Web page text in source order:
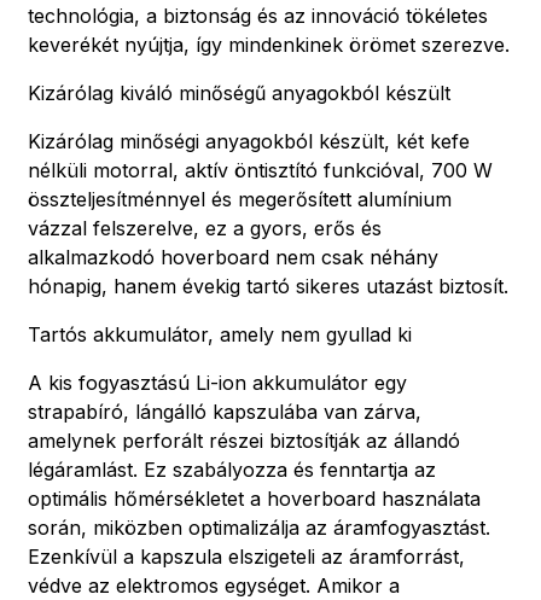
technológia, a biztonság és az innováció tökéletes
keverékét nyújtja, így mindenkinek örömet szerezve.
Kizárólag kiváló minőségű anyagokból készült
Kizárólag minőségi anyagokból készült, két kefe
nélküli motorral, aktív öntisztító funkcióval, 700 W
összteljesítménnyel és megerősített alumínium
vázzal felszerelve, ez a gyors, erős és
alkalmazkodó hoverboard nem csak néhány
hónapig, hanem évekig tartó sikeres utazást biztosít.
Tartós akkumulátor, amely nem gyullad ki
A kis fogyasztású Li-ion akkumulátor egy
strapabíró, lángálló kapszulába van zárva,
amelynek perforált részei biztosítják az állandó
légáramlást. Ez szabályozza és fenntartja az
optimális hőmérsékletet a hoverboard használata
során, miközben optimalizálja az áramfogyasztást.
Ezenkívül a kapszula elszigeteli az áramforrást,
védve az elektromos egységet. Amikor a